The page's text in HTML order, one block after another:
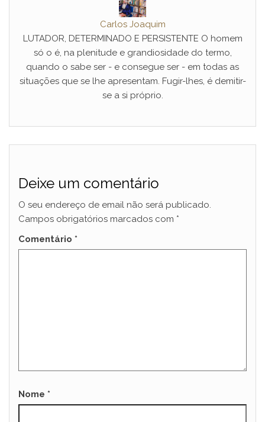
Carlos Joaquim
LUTADOR, DETERMINADO E PERSISTENTE O homem
só o é, na plenitude e grandiosidade do termo,
quando o sabe ser - e consegue ser - em todas as
situações que se lhe apresentam. Fugir-lhes, é demitir-
se a si próprio.
Deixe um comentário
O seu endereço de email não será publicado.
Campos obrigatórios marcados com *
Comentário *
Nome *